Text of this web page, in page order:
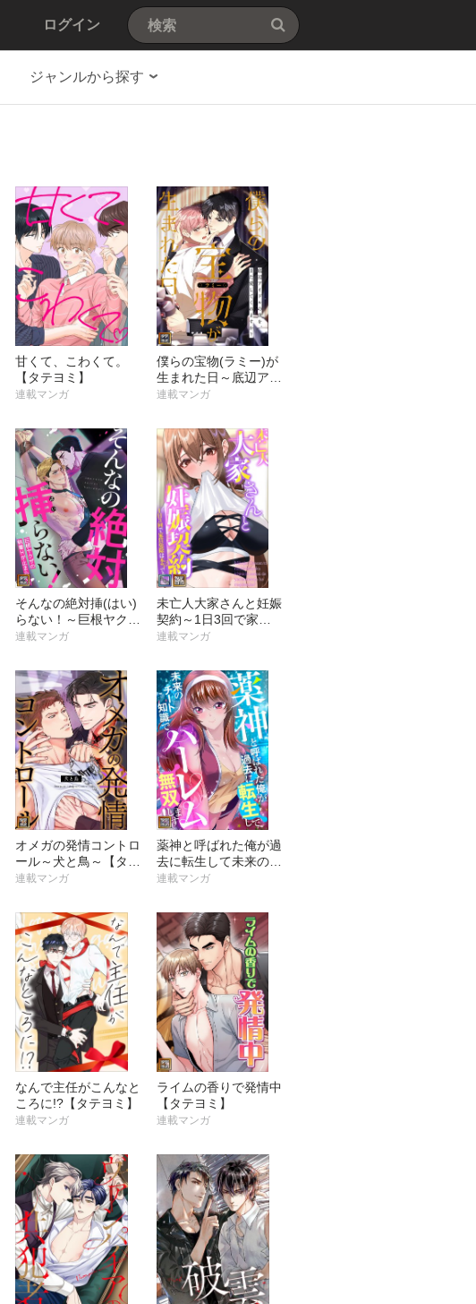
ログイン
ジャンルから探す
甘くて、こわくて。
【タテヨミ】
連載マンガ
僕らの宝物(ラミー)が
生まれた日～底辺アイ
ドルの僕を、また愛し
ヨミ】
連載マンガ
そんなの絶対挿(はい)
らない！～巨根ヤクザ
の執着Hが止まらない
連載マンガ
未亡人大家さんと妊娠
契約～1日3回で家賃
免除は本当(マジ)です
テヨミ】
連載マンガ
オメガの発情コントロ
ール～犬と鳥～【タテ
ヨミ】
連載マンガ
薬神と呼ばれた俺が過
去に転生して未来のチ
ート知識でハーレム無
ミ】
連載マンガ
なんで主任がこんなと
ころに!?【タテヨミ】
連載マンガ
ライムの香りで発情中
【タテヨミ】
連載マンガ